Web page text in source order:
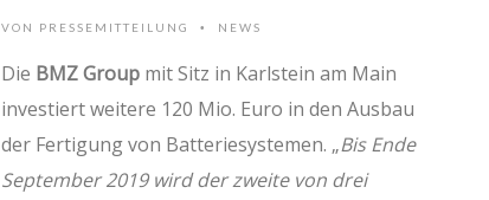
VON PRESSEMITTEILUNG • NEWS
Die BMZ Group mit Sitz in Karlstein am Main
investiert weitere 120 Mio. Euro in den Ausbau
der Fertigung von Batteriesystemen. „Bis Ende
September 2019 wird der zweite von drei